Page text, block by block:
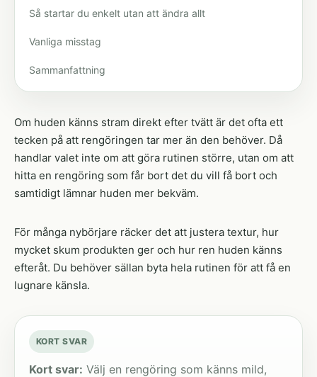
Så startar du enkelt utan att ändra allt
Vanliga misstag
Sammanfattning
Om huden känns stram direkt efter tvätt är det ofta ett
tecken på att rengöringen tar mer än den behöver. Då
handlar valet inte om att göra rutinen större, utan om att
hitta en rengöring som får bort det du vill få bort och
samtidigt lämnar huden mer bekväm.
För många nybörjare räcker det att justera textur, hur
mycket skum produkten ger och hur ren huden känns
efteråt. Du behöver sällan byta hela rutinen för att få en
lugnare känsla.
KORT SVAR
Kort svar: Välj en rengöring som känns mild,